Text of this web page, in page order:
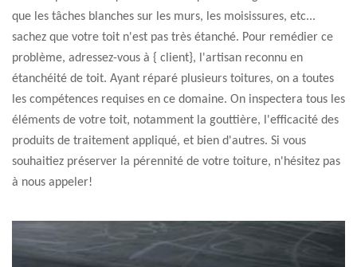
que les tâches blanches sur les murs, les moisissures, etc...
sachez que votre toit n'est pas très étanché. Pour remédier ce
problème, adressez-vous à { client}, l'artisan reconnu en
étanchéité de toit. Ayant réparé plusieurs toitures, on a toutes
les compétences requises en ce domaine. On inspectera tous les
éléments de votre toit, notamment la gouttière, l'efficacité des
produits de traitement appliqué, et bien d'autres. Si vous
souhaitiez préserver la pérennité de votre toiture, n'hésitez pas
à nous appeler!